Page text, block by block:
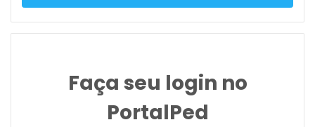
Faça seu login no
PortalPed